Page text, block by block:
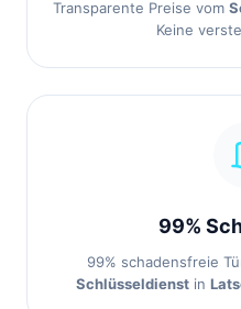
Transparente Preise vom
Keine
99%
99% schadensfreie
Schlüsseldienst in